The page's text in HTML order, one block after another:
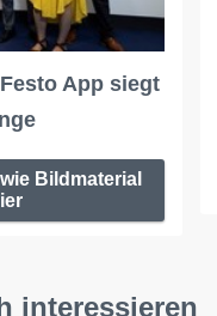
App siegt
Bildmaterial
interessieren